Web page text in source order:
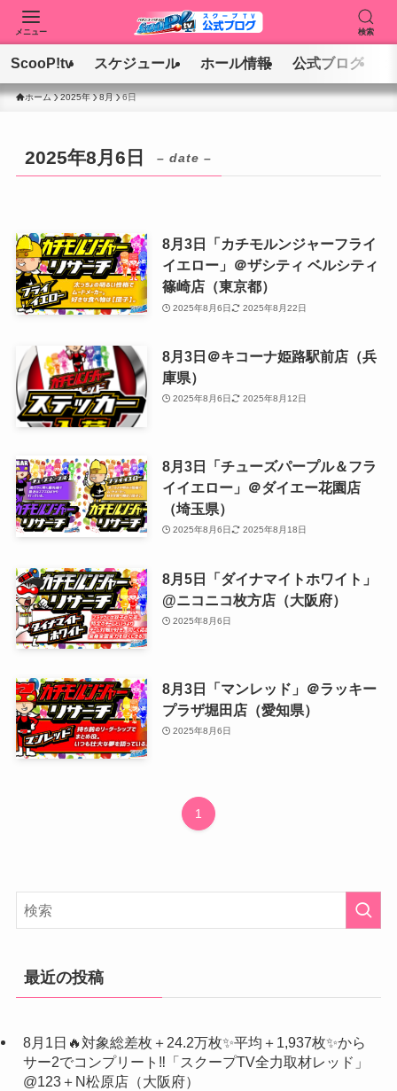
検索
メニュー
ScooP!tv スケジュール ホール情報 公式ブログ
ホーム 2025年 8月 6日
2025年8月6日 – date –
8月3日「カチモルンジャーフライ
イエロー」＠ザシティ ベルシティ
篠崎店（東京都）
2025年8月6日 2025年8月22日
8月3日＠キコーナ姫路駅前店（兵
庫県）
2025年8月6日 2025年8月12日
8月3日「チューズパープル＆フラ
イイエロー」＠ダイエー花園店
（埼玉県）
2025年8月6日 2025年8月18日
8月5日「ダイナマイトホワイト」
@ニコニコ枚方店（大阪府）
2025年8月6日
8月3日「マンレッド」＠ラッキー
プラザ堀田店（愛知県）
2025年8月6日
1
最近の投稿
8月1日🔥対象総差枚＋24.2万枚✨平均＋1,937枚✨から
サー2でコンプリート‼️「スクープTV全力取材レッド」
@123＋N松原店（大阪府）